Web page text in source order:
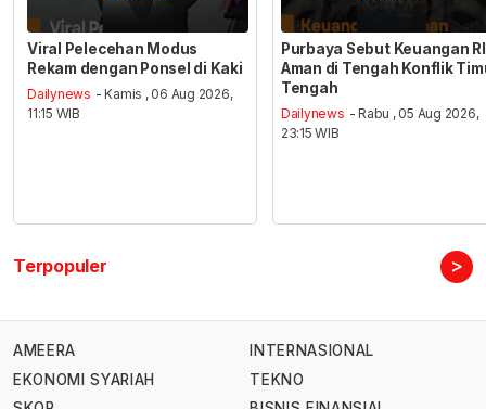
Viral Pelecehan Modus
Rekam dengan Ponsel di Kaki
Dailynews - Kamis , 06 Aug 2026,
11:15 WIB
Purbaya Sebut Keuangan RI
Aman di Tengah Konflik
Tengah
Dailynews - Rabu , 05 Aug 2026,
23:15 WIB
Terpopuler >
AMEERA
EKONOMI SYARIAH
INTERNASIONAL
TEKNO